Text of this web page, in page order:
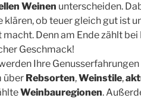
Weinen unterscheiden.
klären, ob teuer gleich gut ist
macht. Denn am Ende zählt
Geschmack!
Ihre
über Rebsorten,Weinstile,
Weinbauregionen.